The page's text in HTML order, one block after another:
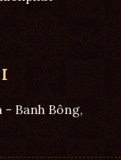
- Banh Bông,